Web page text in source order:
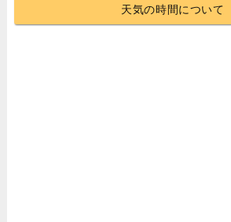
天気の時間について